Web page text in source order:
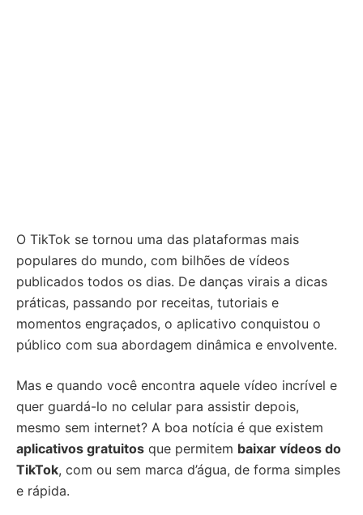
O TikTok se tornou uma das plataformas mais
populares do mundo, com bilhões de vídeos
publicados todos os dias. De danças virais a dicas
práticas, passando por receitas, tutoriais e
momentos engraçados, o aplicativo conquistou o
público com sua abordagem dinâmica e envolvente.
Mas e quando você encontra aquele vídeo incrível e
quer guardá-lo no celular para assistir depois,
mesmo sem internet? A boa notícia é que existem
aplicativos gratuitos que permitem baixar vídeos do
TikTok, com ou sem marca d’água, de forma simples
e rápida.